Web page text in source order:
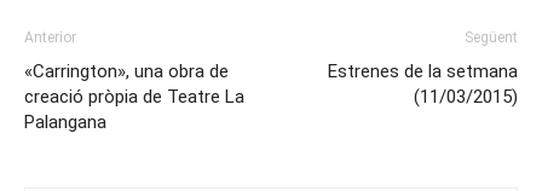
Anterior
«Carrington», una obra de
creació pròpia de Teatre La
Palangana
Següent
Estrenes de la setmana
(11/03/2015)